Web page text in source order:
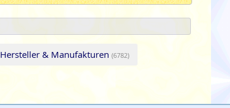
Hersteller & Manufakturen (6782)